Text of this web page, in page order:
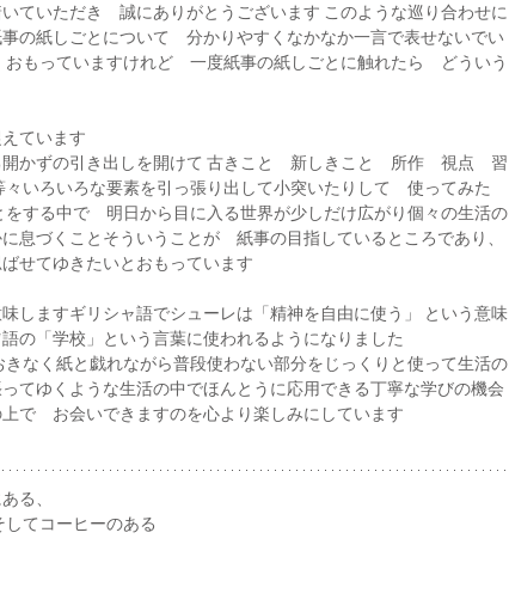
ていただき　誠にありがとうございます このような巡り合わせに
の紙しごとについて　分かりやすくなかなか一言で表せないでい
もっていますけれど　一度紙事の紙しごとに触れたら　どういう
ています
かずの引き出しを開けて 古きこと　新しきこと　所作　視点　習
いろいろな要素を引っ張り出して小突いたりして　使ってみた
をする中で　明日から目に入る世界が少しだけ広がり個々の生活の
息づくことそういうことが　紙事の目指しているところであり、
せてゆきたいとおもっています
しますギリシャ語でシューレは「精神を自由に使う」 という意味
の「学校」という言葉に使われるようになりました
なく紙と戯れながら普段使わない部分をじっくりと使って生活の
てゆくような生活の中でほんとうに応用できる丁寧な学びの機会
で　お会いできますのを心より楽しみにしています
る、
てコーヒーのある